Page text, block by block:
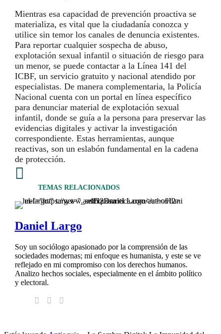
Mientras esa capacidad de prevención proactiva se
materializa, es vital que la ciudadanía conozca y
utilice sin temor los canales de denuncia existentes.
Para reportar cualquier sospecha de abuso,
explotación sexual infantil o situación de riesgo para
un menor, se puede contactar a la Línea 141 del
ICBF, un servicio gratuito y nacional atendido por
especialistas. De manera complementaria, la Policía
Nacional cuenta con un portal en línea específico
para denunciar material de explotación sexual
infantil, donde se guía a la persona para preservar las
evidencias digitales y activar la investigación
correspondiente. Estas herramientas, aunque
reactivas, son un eslabón fundamental en la cadena
de protección.

TEMAS RELACIONADOS
Daniel Largo
Soy un sociólogo apasionado por la comprensión de las
sociedades modernas; mi enfoque es humanista, y este se ve
reflejado en mi compromiso con los derechos humanos.
Analizo hechos sociales, especialmente en el ámbito político
y electoral.